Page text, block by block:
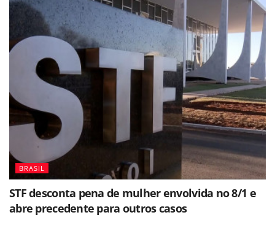
BRASIL
STF desconta pena de mulher envolvida no 8/1 e
abre precedente para outros casos